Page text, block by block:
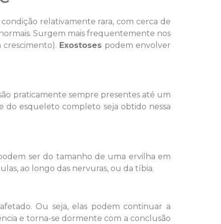
relativamente rara, com cerca de
Surgem mais frequentemente nos
crescimento). Exostoses podem envolver
praticamente sempre presentes até um
do esqueleto completo seja obtido nessa
ser do tamanho de uma ervilha em
ao longo das nervuras, ou da tíbia.
Ou seja, elas podem continuar a
e torna-se dormente com a conclusão